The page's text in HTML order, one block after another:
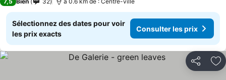
Sélectionnez des dates pour voir
les prix exacts
Consulter les prix
Partager